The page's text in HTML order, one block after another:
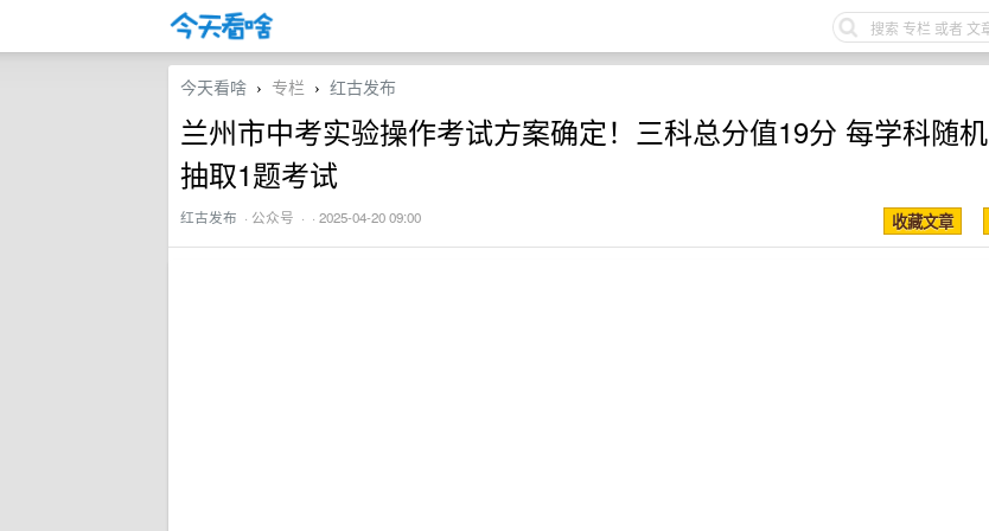
今天看啥 › 专栏 › 红古发布
兰州市中考实验操作考试方案确定！三科总分值19分 每学科随机
抽取1题考试
红古发布 · 公众号 · · 2025-04-20 09:00